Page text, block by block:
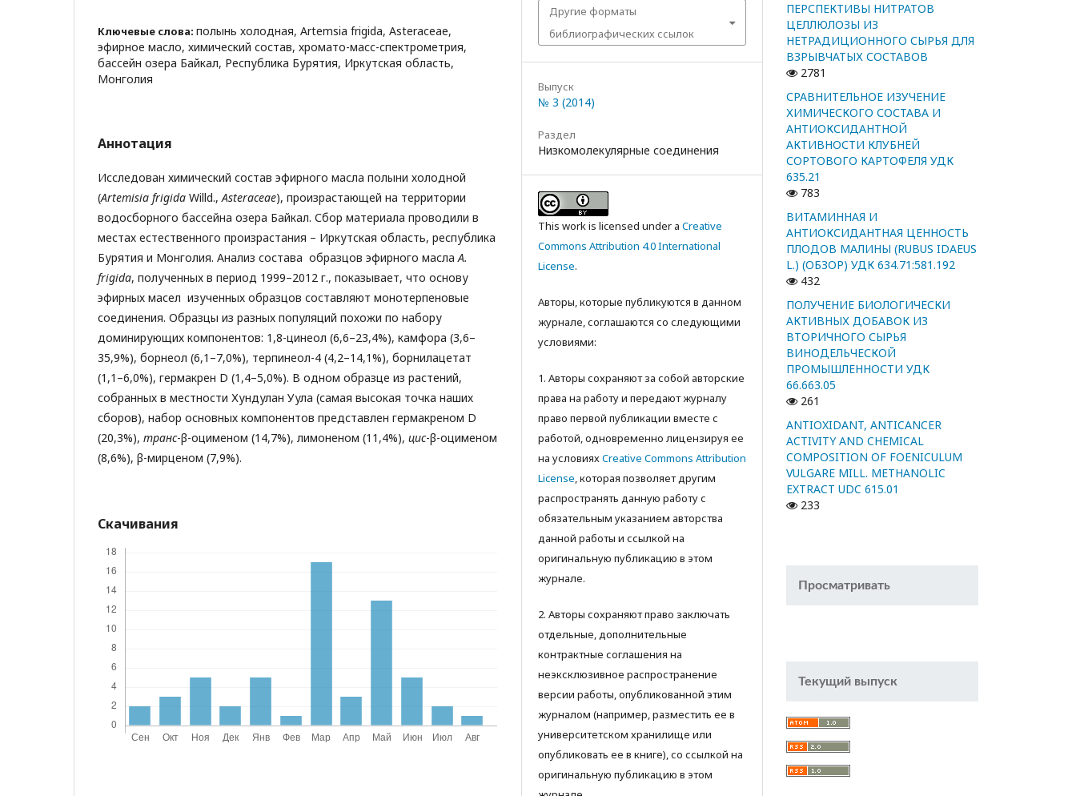
Ключевые слова: полынь холодная, Artemsia frigida, Asteraceae,
эфирное масло, химический состав, хромато-масс-спектрометрия,
бассейн озера Байкал, Республика Бурятия, Иркутская область,
Монголия
Аннотация
Исследован химический состав эфирного масла полыни холодной
(Artemisia frigida Willd.,Asteraceae), произрастающей на территории
водосборного бассейна озера Байкал. Сбор материала проводили в
местах естественного произрастания – Иркутская область, республика
Бурятия и Монголия. Анализ состава образцов эфирного маслаA.
frigida, полученных в период 1999–2012 г., показывает, что основу
эфирных масел изученных образцов составляют монотерпеновые
соединения. Образцы из разных популяций похожи по набору
доминирующих компонентов: 1,8-цинеол (6,6–23,4%), камфора (3,6–
35,9%), борнеол (6,1–7,0%), терпинеол-4 (4,2–14,1%), борнилацетат
(1,1–6,0%), гермакрен D (1,4–5,0%). В одном образце из растений,
собранных в местности Хундулан Уула (самая высокая точка наших
сборов), набор основных компонентов представлен гермакреном D
(20,3%), транс-β-оцименом (14,7%), лимоненом (11,4%), цис-β-оцименом
(8,6%), β-мирценом (7,9%).
Скачивания
Другие форматы
библиографических ссылок
Выпуск
№ 3 (2014)
Раздел
Низкомолекулярные соединения
This work is licensed under a Creative
Commons Attribution 4.0 International
License.
Авторы, которые публикуются в данном
журнале, соглашаются со следующими
условиями:
1. Авторы сохраняют за собой авторские
права на работу и передают журналу
право первой публикации вместе с
работой, одновременно лицензируя ее
на условияхCreative Commons Attribution
License, которая позволяет другим
распространять данную работу с
обязательным указанием авторства
данной работы и ссылкой на
оригинальную публикацию в этом
журнале.
2. Авторы сохраняют право заключать
отдельные, дополнительные
контрактные соглашения на
неэксклюзивное распространение
версии работы, опубликованной этим
журналом (например, разместить ее в
университетском хранилище или
опубликовать ее в книге), со ссылкой на
оригинальную публикацию в этом
ПЕРСПЕКТИВЫ НИТРАТОВ
ЦЕЛЛЮЛОЗЫ ИЗ
НЕТРАДИЦИОННОГО СЫРЬЯ ДЛЯ
ВЗРЫВЧАТЫХ СОСТАВОВ
2781
СРАВНИТЕЛЬНОЕ ИЗУЧЕНИЕ
ХИМИЧЕСКОГО СОСТАВА И
АНТИОКСИДАНТНОЙ
АКТИВНОСТИ КЛУБНЕЙ
СОРТОВОГО КАРТОФЕЛЯ УДК
635.21
783
ВИТАМИННАЯ И
АНТИОКСИДАНТНАЯ ЦЕННОСТЬ
ПЛОДОВ МАЛИНЫ (RUBUS IDAEUS
L.) (ОБЗОР) УДК 634.71:581.192
432
ПОЛУЧЕНИЕ БИОЛОГИЧЕСКИ
АКТИВНЫХ ДОБАВОК ИЗ
ВТОРИЧНОГО СЫРЬЯ
ВИНОДЕЛЬЧЕСКОЙ
ПРОМЫШЛЕННОСТИ УДК
66.663.05
261
ANTIOXIDANT, ANTICANCER
ACTIVITY AND CHEMICAL
COMPOSITION OF FOENICULUM
VULGARE MILL. METHANOLIC
EXTRACT UDC 615.01
233
Просматривать
Текущий выпуск